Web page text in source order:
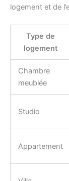
logement et de
Type de
logement
Chambre
meublée
Studio
Appartement